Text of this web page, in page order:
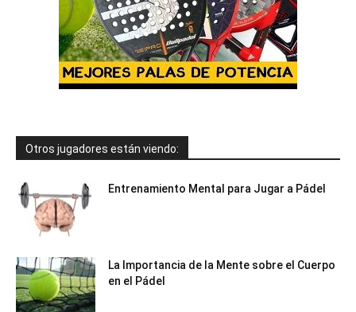
Otros jugadores están viendo:
Entrenamiento Mental para Jugar a Pádel
La Importancia de la Mente sobre el Cuerpo
en el Pádel